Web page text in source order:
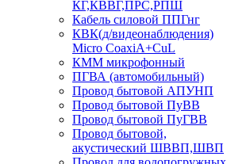
КГ,КВВГ,ПРС,РПШ
Кабель силовой ППГнг
КВК(д/видеонаблюдения)
Micro CoaxiA+CuL
КММ микрофонный
ПГВА (автомобильный)
Провод бытовой АПУНП
Провод бытовой ПуВВ
Провод бытовой ПуГВВ
Провод бытовой,
акустический ШВВП,ШВП